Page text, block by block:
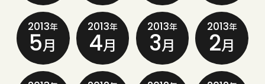
2013年
5月
2013年
4月
2013年
3月
2013年
2月